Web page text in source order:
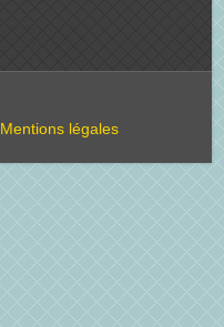
Mentions légales